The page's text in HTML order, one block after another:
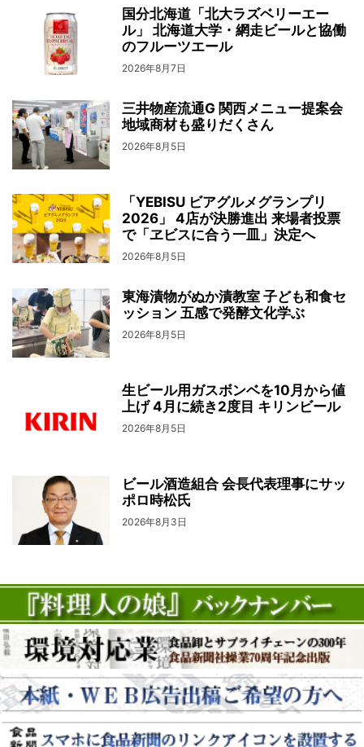
国分北海道「北大ラズベリーエー
ル」 北海道大学・網走ビールと協働
のフルーツエール
2026年8月7日
三井物産流通G 関西メニュー提案会
地域商材も盛りだくさん
2026年8月5日
「YEBISU ビアグルメグランプリ
2026」 4店が決勝進出 来場者投票
で「ヱビスに合う一皿」決定へ
2026年8月5日
東海漬物がぬか漬教室 子ども和食セ
ッション 五感で発酵文化学ぶ
2026年8月5日
生ビール用ガスボンベを10月から値
上げ 4月に続き2度目 キリンビール
2026年8月5日
ビール酒造組合 会長代表理事にサッ
ポロ時松氏
2026年8月3日